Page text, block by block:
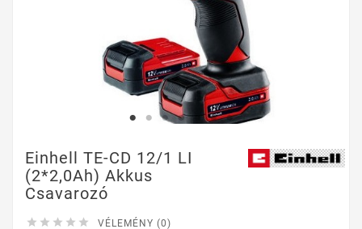
Einhell TE-CD 12/1 LI
(2*2,0Ah) Akkus
Csavarozó
     VÉLEMÉNY (0)